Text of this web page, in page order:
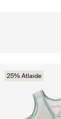
25% Atlaide